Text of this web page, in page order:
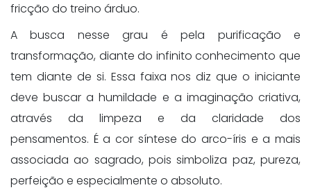
fricção do treino árduo.
A busca nesse grau é pela purificação e
transformação, diante do infinito conhecimento que
tem diante de si. Essa faixa nos diz que o iniciante
deve buscar a humildade e a imaginação criativa,
através da limpeza e da claridade dos
pensamentos. É a cor síntese do arco-íris e a mais
associada ao sagrado, pois simboliza paz, pureza,
perfeição e especialmente o absoluto.